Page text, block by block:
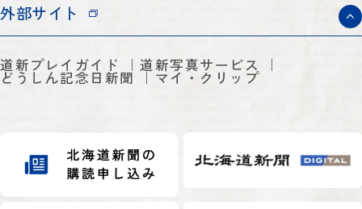
外部サイト
道新プレイガイド 道新写真サービス
どうしん記念日新聞 マイ・クリップ